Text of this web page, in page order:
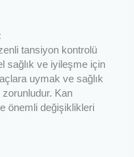
tansiyon kontrolü
sağlık ve iyileşme için
uymak ve sağlık
zorunludur. Kan
önemli değişiklikleri